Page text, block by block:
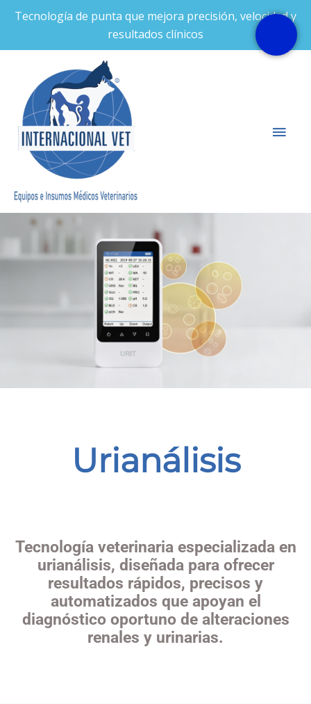
Tecnología de punta que mejora precisión, velocidad y
resultados clínicos
Urianálisis
Tecnología veterinaria especializada en
urianálisis, diseñada para ofrecer
resultados rápidos, precisos y
automatizados que apoyan el
diagnóstico oportuno de alteraciones
renales y urinarias.